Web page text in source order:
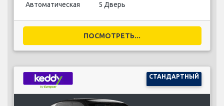
Автоматическая 5 Дверь
ПОСМОТРЕТЬ...
СТАНДАРТНЫЙ